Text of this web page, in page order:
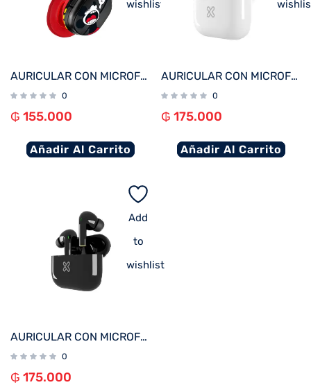
wishlist
AURICULAR CON MICROFONO XTECH XTH-D660MK MICKEY MOUSE BT/3.5MM/1JACK/NEGRO
0
₲ 155.000
Añadir Al Carrito
AURICULAR CON MICROFONO KLIP KTE-050WH TUNEFIBUDS TOUCH/TWS/BT/WIRELESS BLANCO
0
₲ 175.000
Añadir Al Carrito
Add
to
wishlist
AURICULAR CON MICROFONO KLIP KTE-050BK TUNEFIBUDS TOUCH/TWS/BT/WIRELESS NEGRO
0
₲ 175.000